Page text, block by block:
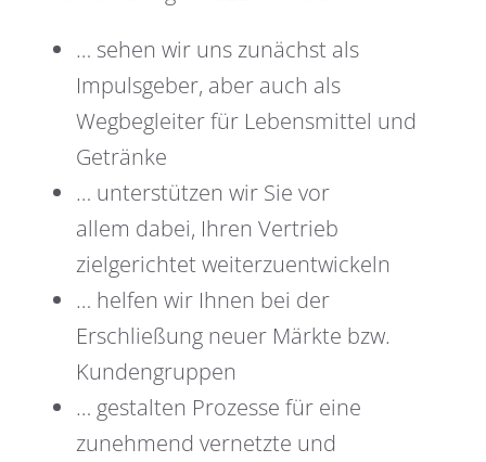
… sehen wir uns zunächst als
Impulsgeber, aber auch als
Wegbegleiter für Lebensmittel und
Getränke
… unterstützen wir Sie vor
allem dabei, Ihren Vertrieb
zielgerichtet weiterzuentwickeln
… helfen wir Ihnen bei der
Erschließung neuer Märkte bzw.
Kundengruppen
… gestalten Prozesse für eine
zunehmend vernetzte und